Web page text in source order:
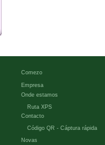
Comezo
Empresa
Onde estamos
Ruta XPS
Contacto
Código QR - Cáptura rápida
Novas